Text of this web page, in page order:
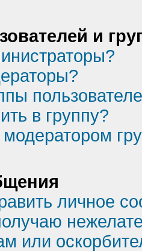
и
в группу?
модератором
личное
или